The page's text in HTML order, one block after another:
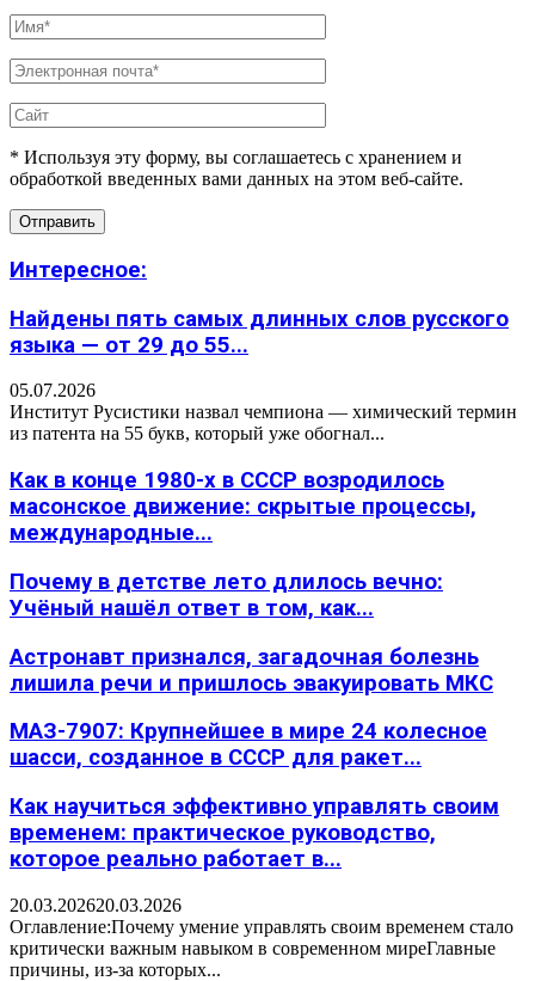
* Используя эту форму, вы соглашаетесь с хранением и
обработкой введенных вами данных на этом веб-сайте.
Интересное:
Найдены пять самых длинных слов русского
языка — от 29 до 55...
05.07.2026
Институт Русистики назвал чемпиона — химический термин
из патента на 55 букв, который уже обогнал...
Как в конце 1980-х в СССР возродилось
масонское движение: скрытые процессы,
международные...
Почему в детстве лето длилось вечно:
Учёный нашёл ответ в том, как...
Астронавт признался, загадочная болезнь
лишила речи и пришлось эвакуировать МКС
МАЗ-7907: Крупнейшее в мире 24 колесное
шасси, созданное в СССР для ракет...
Как научиться эффективно управлять своим
временем: практическое руководство,
которое реально работает в...
20.03.202620.03.2026
Оглавление:Почему умение управлять своим временем стало
критически важным навыком в современном миреГлавные
причины, из-за которых...